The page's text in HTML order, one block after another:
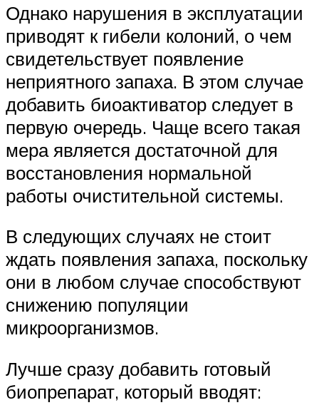
Однако нарушения в эксплуатации
приводят к гибели колоний, о чем
свидетельствует появление
неприятного запаха. В этом случае
добавить биоактиватор следует в
первую очередь. Чаще всего такая
мера является достаточной для
восстановления нормальной
работы очистительной системы.
В следующих случаях не стоит
ждать появления запаха, поскольку
они в любом случае способствуют
снижению популяции
микроорганизмов.
Лучше сразу добавить готовый
биопрепарат, который вводят: